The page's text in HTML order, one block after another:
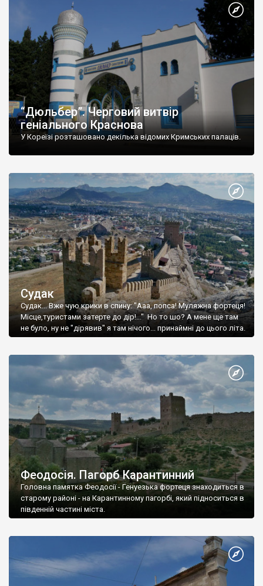
“Дюльбер”. Черговий витвір
геніального Краснова
У Кореїзі розташовано декілька відомих Кримських палаців.
Судак
Судак... Вже чую крики в спину: "Ааа, попса! Муляжна фортеця!
Місце,туристами затерте до дір!..." Но то шо? А мене ще там
не було, ну не "дірявив" я там нічого... принаймні до цього літа.
Феодосія. Пагорб Карантинний
Головна памятка Феодосії - Генуезька фортеця знаходиться в
старому районі - на Карантинному пагорбі, який підноситься в
південній частині міста.